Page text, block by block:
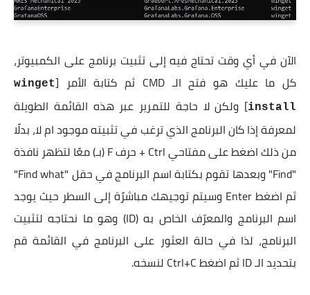
الآن في أي وقت تحتاج فيه إلى تثبيت برنامج على الكمبيوتر،
كل ما عليك هو فتح الـ CMD ثم كتابة الأمر [
winget
install] ولكن لا حاجة للتمرير عبر هذه القائمة الطويلة
لمعرفة إذا كان البرنامج الذي ترغب في تثبيته موجود ام لا، بدلًا
من ذلك اضغط على مفتاحي Ctrl + حرف F (بـ) معًا لتظهر نافذة
"Find" وبعدها تقوم بكتابة اسم البرنامج في حقل "Find what"
ثم اضغط Enter وسيتم توجيهك مباشرًة إلى السطر حيث يوجد
اسم البرنامج والمعرّف الخاص به (ID) وهو ما نحتاجه لتثبيت
البرنامج، لذا في حالة العثور على البرنامج في القائمة قم
بتحديد الـ ID ثم اضغط Ctrl+C لنسخه.